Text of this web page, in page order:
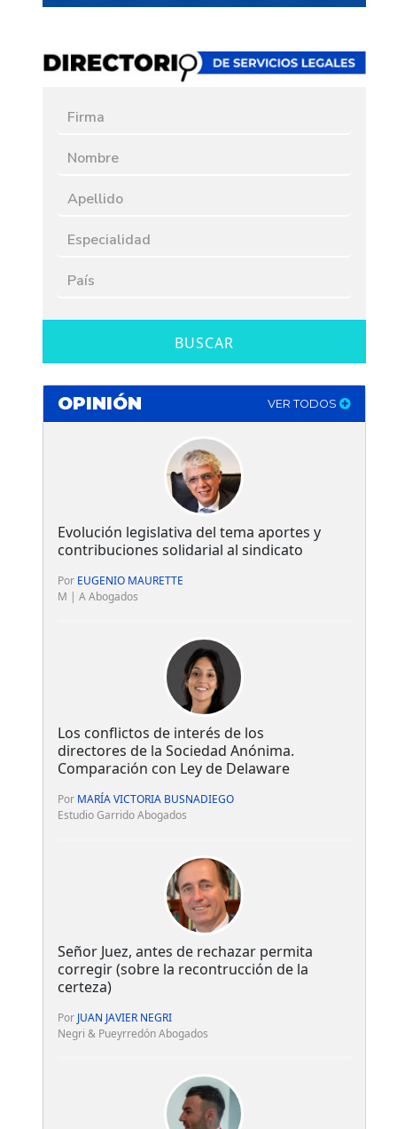
BUSCAR
OPINIÓN VER TODOS
Evolución legislativa del tema aportes y
contribuciones solidarial al sindicato
Por EUGENIO MAURETTE
M | A Abogados
Los conflictos de interés de los
directores de la Sociedad Anónima.
Comparación con Ley de Delaware
Por MARÍA VICTORIA BUSNADIEGO
Estudio Garrido Abogados
Señor Juez, antes de rechazar permita
corregir (sobre la recontrucción de la
certeza)
Por JUAN JAVIER NEGRI
Negri & Pueyrredón Abogados